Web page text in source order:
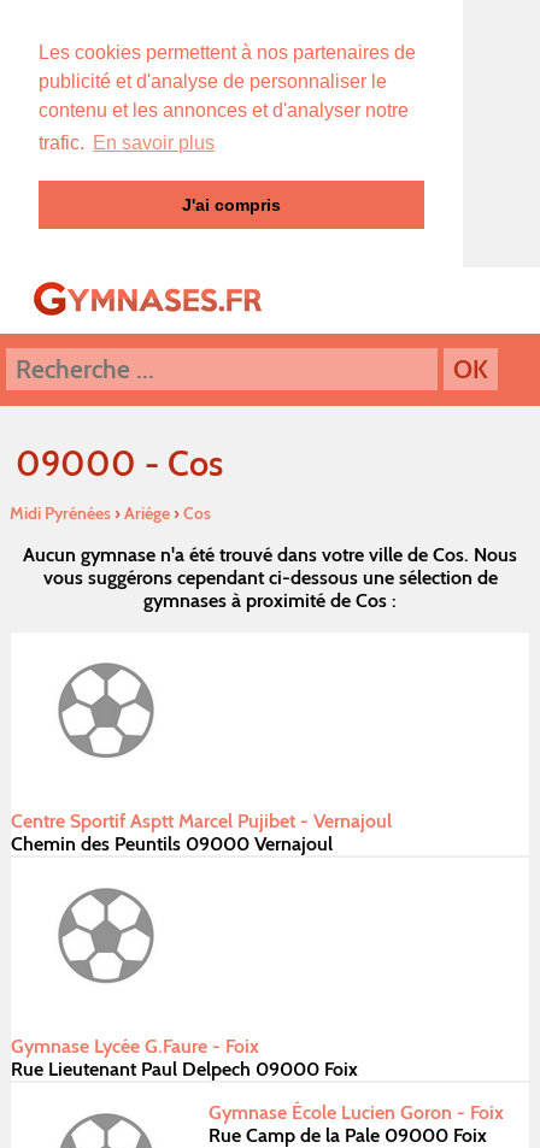
Les cookies permettent à nos partenaires de
publicité et d'analyse de personnaliser le
contenu et les annonces et d'analyser notre
trafic. En savoir plus
J'ai compris
09000 - Cos
Midi Pyrénées›Ariége›Cos
Aucun gymnase n'a été trouvé dans votre ville de Cos. Nous
vous suggérons cependant ci-dessous une sélection de
gymnases à proximité de Cos :
Centre Sportif Asptt Marcel Pujibet - Vernajoul
Chemin des Peuntils 09000 Vernajoul
Gymnase Lycée G.Faure - Foix
Rue Lieutenant Paul Delpech 09000 Foix
Gymnase École Lucien Goron - Foix
Rue Camp de la Pale 09000 Foix